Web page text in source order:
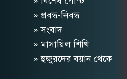
» প্রবন্ধ-নিবন্ধ
» সংবাদ
» মাসায়িল শিখি
» হুজুরদের বয়ান থেকে